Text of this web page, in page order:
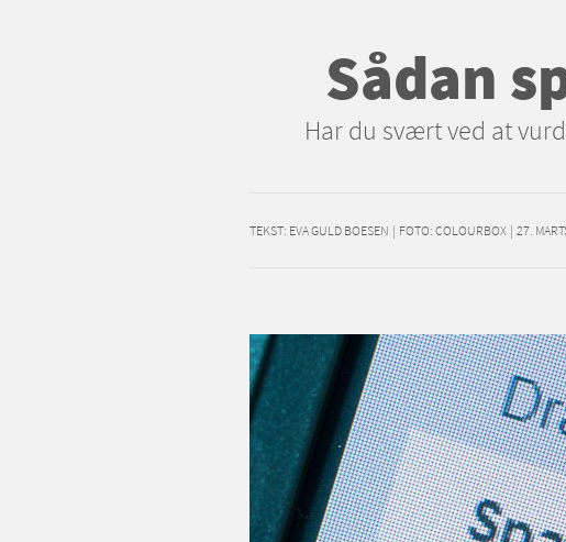
Sådan
Har du svært ved at
TEKST: EVA GULD BOESEN | FOTO: COLOURBOX | 27.